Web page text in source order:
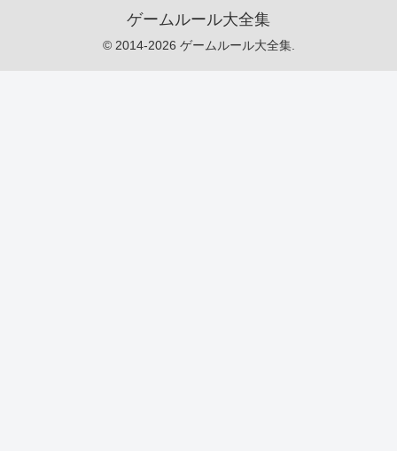
ゲームルール大全集
© 2014-2026 ゲームルール大全集.